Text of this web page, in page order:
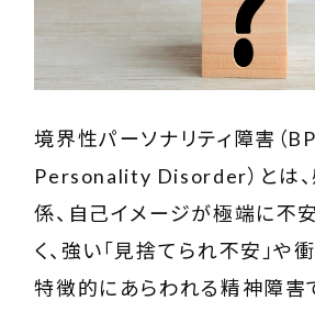
境界性パーソナリティ障害（
Personality Disorder）とは
係、自己イメージが極端に不
く、強い「見捨てられ不安」や
特徴的にあらわれる精神障害